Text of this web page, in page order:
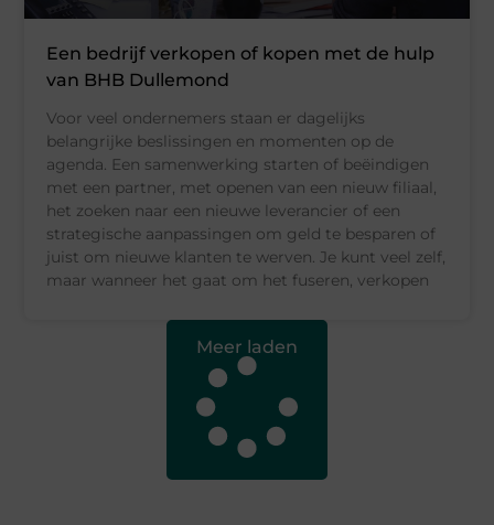
Een bedrijf verkopen of kopen met de hulp
van BHB Dullemond
Voor veel ondernemers staan er dagelijks
belangrijke beslissingen en momenten op de
agenda. Een samenwerking starten of beëindigen
met een partner, met openen van een nieuw filiaal,
het zoeken naar een nieuwe leverancier of een
strategische aanpassingen om geld te besparen of
juist om nieuwe klanten te werven. Je kunt veel zelf,
maar wanneer het gaat om het fuseren, verkopen
Meer laden